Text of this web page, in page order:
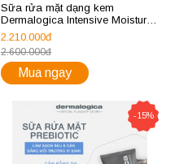
Sữa rửa mặt dạng kem
Dermalogica Intensive Moisture
Cleanser (new) 295ml
2.210.000đ
2.600.000đ
Mua ngay
-15%